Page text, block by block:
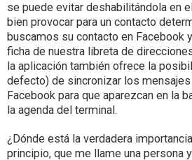
se puede evitar deshabilitándola en
bien provocar para un contacto
buscamos su contacto en Facebook
ficha de nuestra libreta de
la aplicación también ofrece la
defecto) de sincronizar los
Facebook para que aparezcan en la
la agenda del terminal.
¿Dónde está la verdadera
principio, que me llame una persona